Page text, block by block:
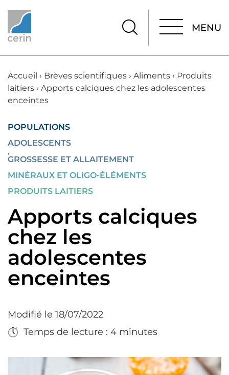
MENU
Accueil › Brèves scientifiques › Aliments › Produits
laitiers › Apports calciques chez les adolescentes
enceintes
POPULATIONS
ADOLESCENTS
,
GROSSESSE ET ALLAITEMENT
MINÉRAUX ET OLIGO-ÉLÉMENTS
PRODUITS LAITIERS
Apports calciques
chez les
adolescentes
enceintes
Modifié le 18/07/2022
Temps de lecture : 4 minutes